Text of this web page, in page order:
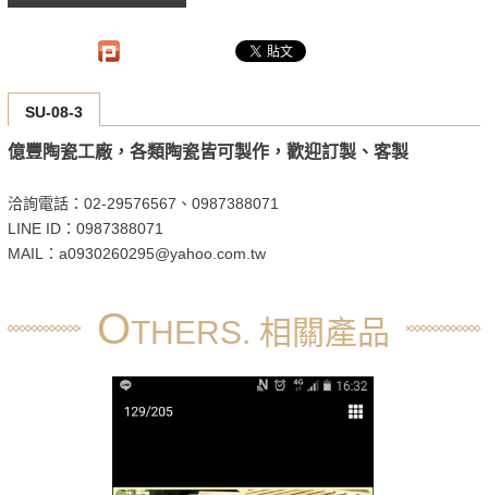
SU-08-3
億豐陶瓷工廠，各類陶瓷皆可製作，歡迎訂製、客製
洽詢電話：02-29576567、0987388071
LINE ID：0987388071
MAIL：a0930260295@yahoo.com.tw
OTHERS. 相關產品